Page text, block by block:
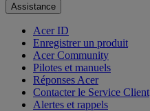
Assistance
Acer ID
Enregistrer un produit
Acer Community
Pilotes et manuels
Réponses Acer
Contacter le Service Client
Alertes et rappels